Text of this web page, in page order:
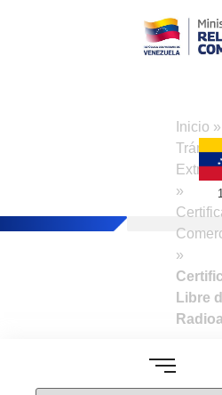
Inicio »
»
»
Libre